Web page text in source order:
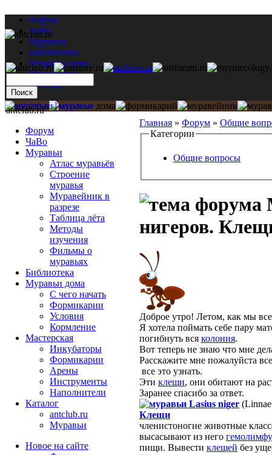
Форум
ЧаВо
Муравьи
Библиотека
Муравьи дома
Мастерская
Каталог
Главная » Форум » Общие
Категории
Общие вопросы
нигеров.
Доброе утро! Летом, как мы все
Я хотела поймать себе пару
погибнуть вся колония.
Вот теперь не знаю что мне
Расскажите мне пожалуйста
все это узнать.
Эти клещи, они обитают на
Заранее спасибо за ответ.
Lasius niger
Клещи
членистоногие животные
высасывают из него гемолимфу
пищи. Вывести клещей без
antclub.ru
Форум
ЧаВо
Муравьи
Атлас муравьёв
Строение
муравья
Муравейник в
разрезе
Таблица лёта
Методы
изучения
Фильмы о
муравьях
Библиотека
Муравьи дома
С чего начать
Формикарии
Условия
Кормление
Мастерская
Инкубаторы
Формикарии
Арены
Инструменты
Наполнители
Каталог
antclub.ru
Муравьи
Новое на сайте